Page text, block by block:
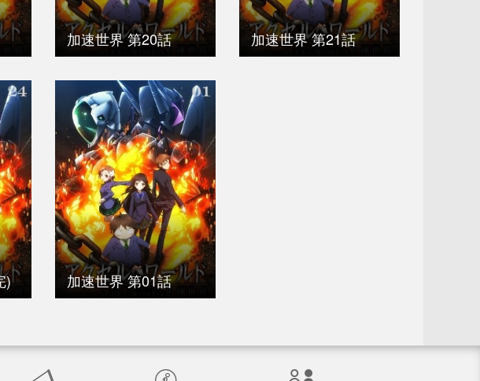
加速世界 第20話 加速世界 第21話
) 加速世界 第01話